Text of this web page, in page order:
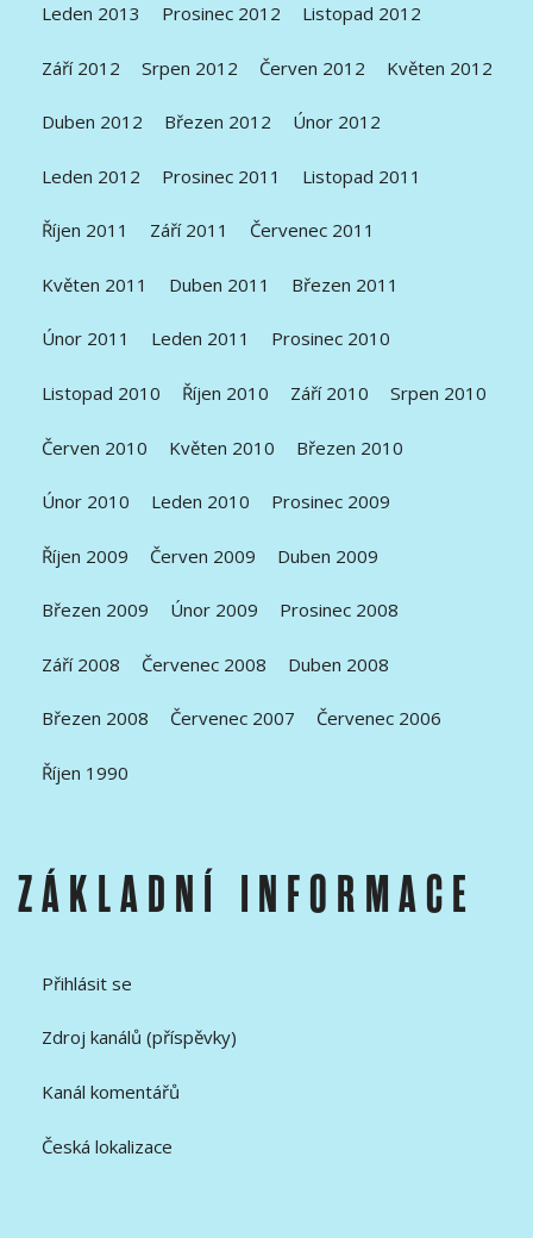
Leden 2013 Prosinec 2012 Listopad 2012
Září 2012 Srpen 2012 Červen 2012 Květen 2012
Duben 2012 Březen 2012 Únor 2012
Leden 2012 Prosinec 2011 Listopad 2011
Říjen 2011 Září 2011 Červenec 2011
Květen 2011 Duben 2011 Březen 2011
Únor 2011 Leden 2011 Prosinec 2010
Listopad 2010 Říjen 2010 Září 2010 Srpen 2010
Červen 2010 Květen 2010 Březen 2010
Únor 2010 Leden 2010 Prosinec 2009
Říjen 2009 Červen 2009 Duben 2009
Březen 2009 Únor 2009 Prosinec 2008
Září 2008 Červenec 2008 Duben 2008
Březen 2008 Červenec 2007 Červenec 2006
Říjen 1990
ZÁKLADNÍ INFORMACE
Přihlásit se
Zdroj kanálů (příspěvky)
Kanál komentářů
Česká lokalizace